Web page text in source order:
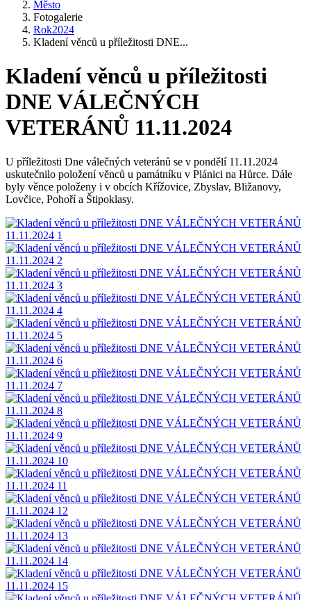
Město
Fotogalerie
Rok2024
Kladení věnců u příležitosti DNE...
Kladení věnců u příležitosti
DNE VÁLEČNÝCH
VETERÁNŮ 11.11.2024
U příležitosti Dne válečných veteránů se v pondělí 11.11.2024
uskutečnilo položení věnců u památníku v Plánici na Hůrce. Dále
byly věnce položeny i v obcích Křížovice, Zbyslav, Bližanovy,
Lovčice, Pohoří a Štipoklasy.